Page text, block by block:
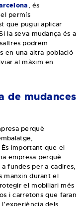
, és
permís
que pugui aplicar
la seva mudança és a
podrem
en una altra població
al màxim en
de mudances
perquè
important que el
empresa perquè
fundes per a cadires,
manxin durant el
el mobiliari més
i carretons que faran
dels